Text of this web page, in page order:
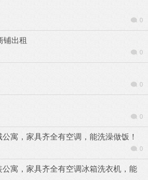
0
铺出租
0
0
0
寓，家具齐全有空调，能洗澡做饭！
0
寓，家具齐全有空调冰箱洗衣机，能